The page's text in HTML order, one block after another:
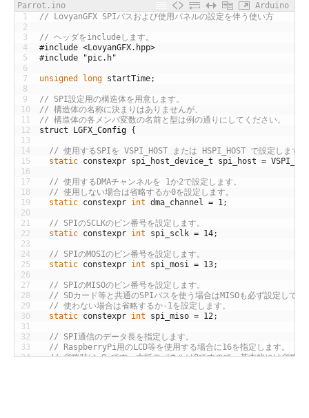
Parrot.ino
Arduino
1
2
3
4
5
6
7
8
9
10
11
12
13
14
15
16
17
18
19
20
21
22
23
24
25
26
27
28
29
30
31
32
33
34
// LovyanGFX SPIバスおよび使用パネルの設定を伴う使い方
// ヘッダをincludeします。
#include <LovyanGFX.hpp>
#include "pic.h"
unsigned long startTime;
// SPI設定用の構造体を用意します。
// 構造体の名称に決まりはありませんが、
// 構造体の各メンバ変数の名前と型は例の通りにしてください。
struct
LGFX Config {
// 使用するSPIを VSPI_HOST または HSPI_HOST で設定します。
static constexpr spi_host_device t spi_host =
// 使用するDMAチャンネルを 1か2で設定します。
// 使用しない場合は省略するか0を設定します。
static constexpr int dma_channel = 1;
// SPIのSCLKのピン番号を設定します。
static constexpr int spi_sclk = 14;
// SPIのMOSIのピン番号を設定します。
static constexpr int spi_mosi = 13;
// SPIのMISOのピン番号を設定します。
// SDカード等と共通のSPIバスを使う場合はMISOも必ず設定してく
// 使わない場合は省略するか-1を設定します。
static constexpr int spi_miso = 12;
// SPI通信のデータ長を指定します。
// RaspberryPi用のLCD等を使用する場合に16を指定します。
// 省略時は 8 です。大抵のパネルは8ですので、基本的には省略し